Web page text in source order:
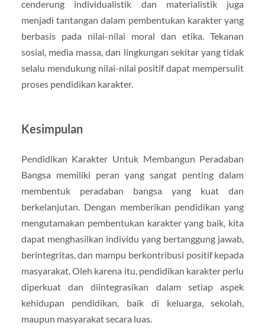
cenderung individualistik dan materialistik juga
menjadi tantangan dalam pembentukan karakter yang
berbasis pada nilai-nilai moral dan etika. Tekanan
sosial, media massa, dan lingkungan sekitar yang tidak
selalu mendukung nilai-nilai positif dapat mempersulit
proses pendidikan karakter.
Kesimpulan
Pendidikan Karakter Untuk Membangun Peradaban
Bangsa memiliki peran yang sangat penting dalam
membentuk peradaban bangsa yang kuat dan
berkelanjutan. Dengan memberikan pendidikan yang
mengutamakan pembentukan karakter yang baik, kita
dapat menghasilkan individu yang bertanggung jawab,
berintegritas, dan mampu berkontribusi positif kepada
masyarakat. Oleh karena itu, pendidikan karakter perlu
diperkuat dan diintegrasikan dalam setiap aspek
kehidupan pendidikan, baik di keluarga, sekolah,
maupun masyarakat secara luas.